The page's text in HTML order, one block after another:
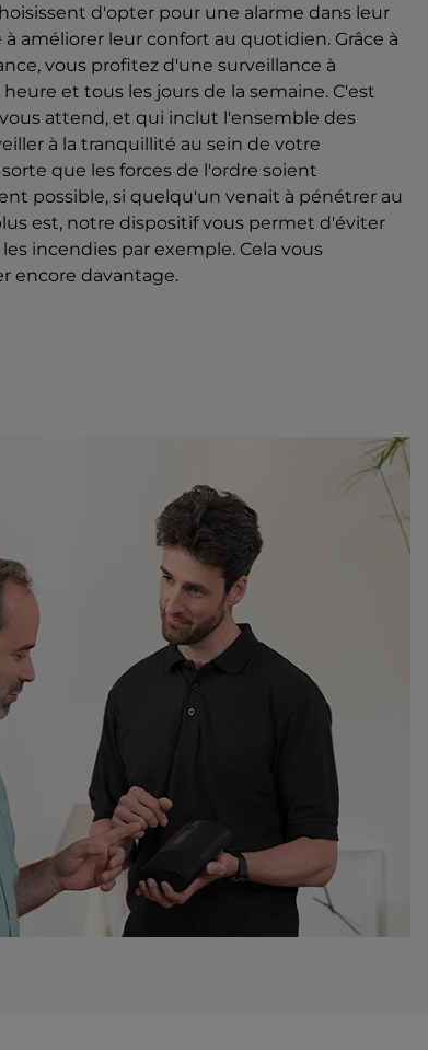
d'opter pour une alarme dans leur
améliorer leur confort au quotidien. Grâce à
vous profitez d'une surveillance à
et tous les jours de la semaine. C'est
attend, et qui inclut l'ensemble des
à la tranquillité au sein de votre
que les forces de l'ordre soient
possible, si quelqu'un venait à pénétrer au
est, notre dispositif vous permet d'éviter
incendies par exemple. Cela vous
encore davantage.